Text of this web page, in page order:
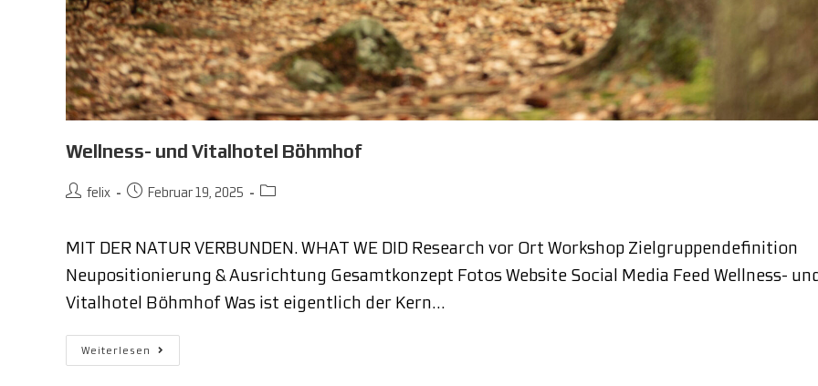
Wellness- und Vitalhotel Böhmhof
felix Februar 19, 2025
MIT DER NATUR VERBUNDEN. WHAT WE DID Research vor Ort Workshop Zielgruppendefinition
Neupositionierung & Ausrichtung Gesamtkonzept Fotos Website Social Media Feed Wellness-
Vitalhotel Böhmhof Was ist eigentlich der Kern…
Weiterlesen